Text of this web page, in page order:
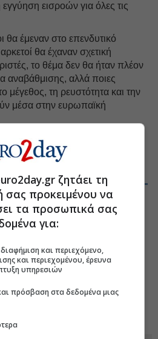
εισροών για όλες τις
θα έμεναν στο επενδυτικό
θα έχαναν σχετική
το θέμα δεν θα ήταν πλέον
αναβάθμισης, αλλά ποιες
μέγεθος, τη ρευστότητα και την
μέσα στην ευρωπαϊκή
Χρηματιστήριο
Η ασύγχρονη μετάβαση και ο
εξετάζει η Coca Cola
με δυνατότητα επέκτασης σε
χαμένοι και η
ζητάει τη
σας προκειμένου να
τα προσωπικά σας
για:
και περιεχόμενο,
και περιεχομένου, έρευνα
υπηρεσιών
πρόσβαση στα δεδομένα μιας